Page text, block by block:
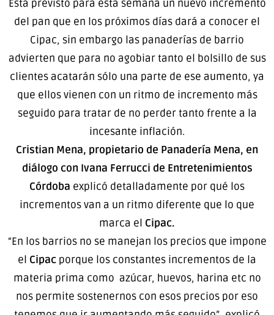
Está previsto para esta semana un nuevo incremento
del pan que en los próximos días dará a conocer el
Cipac, sin embargo las panaderías de barrio
advierten que para no agobiar tanto el bolsillo de sus
clientes acatarán sólo una parte de ese aumento, ya
que ellos vienen con un ritmo de incremento más
seguido para tratar de no perder tanto frente a la
incesante inflación.
Cristian Mena, propietario de Panadería Mena, en
diálogo con Ivana Ferrucci de Entretenimientos
Córdoba explicó detalladamente por qué los
incrementos van a un ritmo diferente que lo que
marca el Cipac.
“En los barrios no se manejan los precios que impone
el Cipac porque los constantes incrementos de la
materia prima como azúcar, huevos, harina etc no
nos permite sostenernos con esos precios por eso